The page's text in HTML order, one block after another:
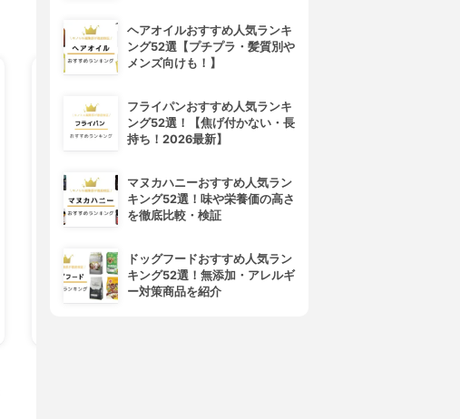
MARU(マル)
トリートメント
3.92(1)
¥2,090
Elujuda(エルジューダ)
エマルジョン+
ヘアオイルおすすめ人気ランキ
ング52選【プチプラ・髪質別や
メンズ向けも！】
フライパンおすすめ人気ランキ
ング52選！【焦げ付かない・長
持ち！2026最新】
マヌカハニーおすすめ人気ラン
キング52選！味や栄養価の高さ
を徹底比較・検証
ドッグフードおすすめ人気ラン
キング52選！無添加・アレルギ
ー対策商品を紹介